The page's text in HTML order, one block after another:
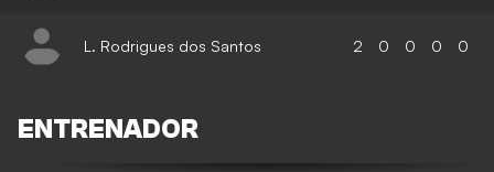
L. Rodrigues dos Santos 2 0 0 0 0
ENTRENADOR